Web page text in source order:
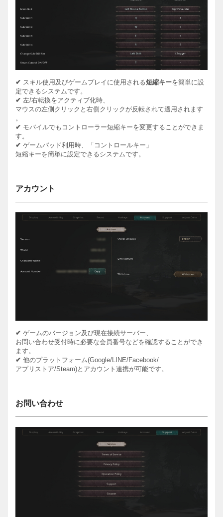
✔ スキル使用及びゲームプレイに使用される短縮キーを簡単に設
定できるシステムです。
✔ 左/右転換をアクティブ化時、
マウスの左側クリックと右側クリックが反転されて適用されます
。
✔ モバイルでもコントローラー短縮キーを変更することができま
す。
✔ ゲームパッド利用時、「コントロールキー」
短縮キーを簡単に設定できるシステムです。
アカウント
✔ ゲームのバージョン及び現在接続サーバー、
お問い合わせ受付時に必要な会員番号などを確認することができ
ます。
✔ 他のプラットフォーム(Google/LINE/Facebook/
アプリストア/Steam)とアカウント連携が可能です。
お問い合わせ